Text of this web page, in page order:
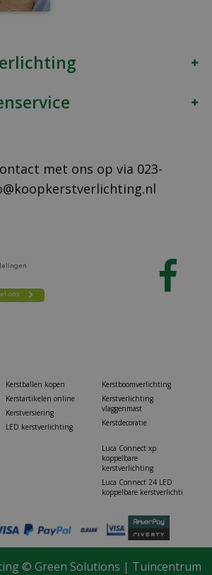
met ons op via 023-
Kerstballen kopen
Kerstartikelen online
Kerstversiering
LED kerstverlichting
Kerstboomverlichting
Kerstverlichting
vlaggenmast
Kerstdecoratie
Luca Connect xp
koppelbare
kerstverlichting
Luca Connect 24 LED
koppelbare kerstverlichti
© Green Solutions | Tuincentrum